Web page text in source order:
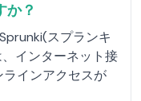
か？
スプランキ
インターネット接
インアクセスが